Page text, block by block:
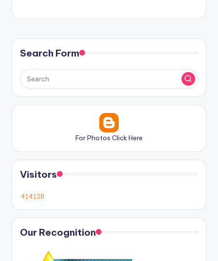
Search Form
For Photos Click Here
Visitors
Our Recognition